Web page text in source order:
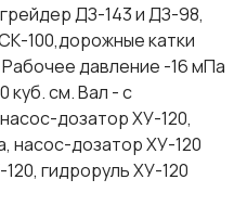
ДЗ-143 и ДЗ-98,
100,дорожные катки
давление -16 мПа
куб. см. Вал - с
дозатор ХУ-120,
насос-дозатор ХУ-120
гидроруль ХУ-120